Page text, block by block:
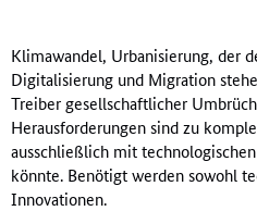
Klimawandel, Urbanisierung, der
Digitalisierung und Migration
Treiber gesellschaftlicher
Herausforderungen sind zu
ausschließlich mit
könnte. Benötigt werden sowohl
Innovationen.